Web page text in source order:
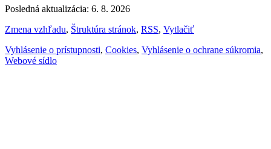
Posledná aktualizácia: 6. 8. 2026
Zmena vzhľadu, Štruktúra stránok, RSS, Vytlačiť
Vyhlásenie o prístupnosti, Cookies, Vyhlásenie o ochrane súkromia,
Webové sídlo